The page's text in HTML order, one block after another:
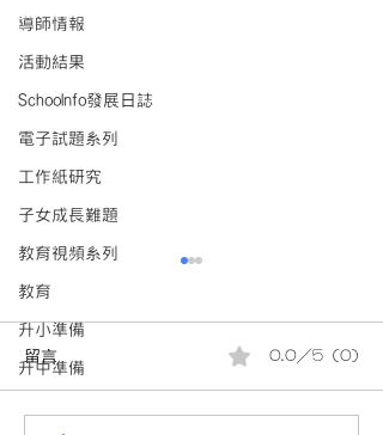
導師情報
活動結果
Schoolnfo發展日誌
電子試題系列
工作紙研究
子女成長難題
教育視頻系列
教育
升小準備
升中準備
留言 0.0／5 (0)